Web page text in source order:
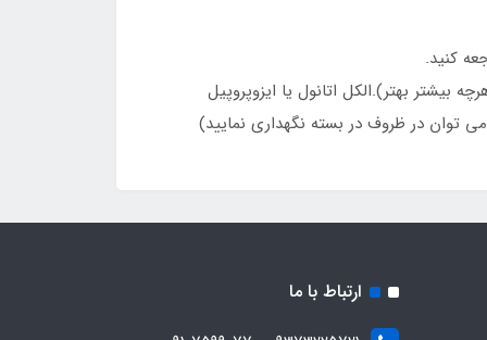
کنید.
توان در ظروف در بسته نگهداری نمایید)
ارتباط با ما